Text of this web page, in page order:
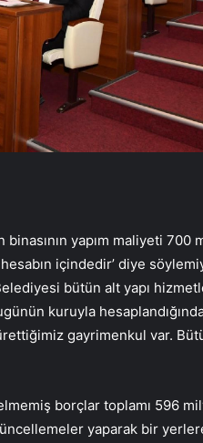
yapım maliyeti 700
hesabın içindedir’ diye
bütün alt yapı
kuruyla
gayrimenkul var.
borçlar toplamı 596
yaparak bir